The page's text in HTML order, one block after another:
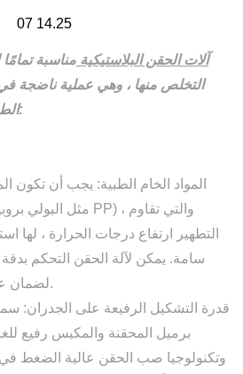
07 14.25
آلات الحقن البلاستيكية مناسبة تمامًا
التخلص منها ، وهي عملية ناضجة في
الطبية. فيما يلي تحليل محدد:
المواد الخام الطبية: يجب أن تكون
التطهير ارتفاع درجات الحرارة ، لها
سامة. يمكن لآلة الحقن التحكم
لضمان عدم تدهور خصائص المواد.
قدرة التشكيل الرفيعة على الجدران:
وتكنولوجيا صب الحقن عالية الضغط